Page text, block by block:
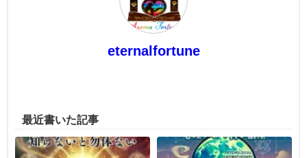
eternalfortune
最近書いた記事